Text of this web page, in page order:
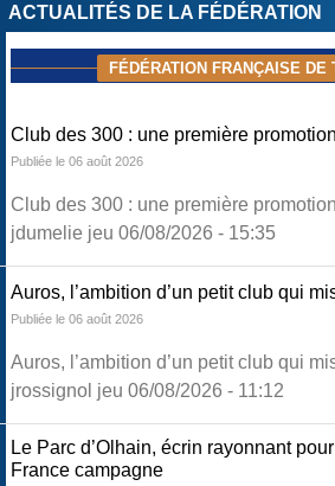
ACTUALITÉS DE LA FÉDÉRATION
FÉDÉRATION FRANÇAISE DE
Club des 300 : une première
Publiée le 06 août 2026
Club des 300 : une première
jdumelie jeu 06/08/2026 - 15:35
Auros, l’ambition d’un petit club qui
Publiée le 06 août 2026
Auros, l’ambition d’un petit club qui
jrossignol jeu 06/08/2026 - 11:12
Le Parc d’Olhain, écrin rayonnant
France campagne